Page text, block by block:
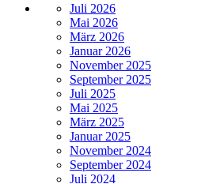
Juli 2026
Mai 2026
März 2026
Januar 2026
November 2025
September 2025
Juli 2025
Mai 2025
März 2025
Januar 2025
November 2024
September 2024
Juli 2024